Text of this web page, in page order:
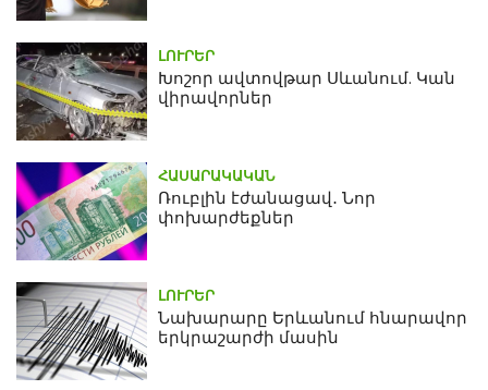
ԼՈՒՐԵՐ
Խոշոր ավտովթար Սևանում. Կան
վիրավորներ
ՀԱՍԱՐԱԿԱԿԱՆ
Ռուբլին էժանացավ․ Նոր
փոխարժեքներ
ԼՈՒՐԵՐ
Նախարարը Երևանում հնարավոր
երկրաշարժի մասին